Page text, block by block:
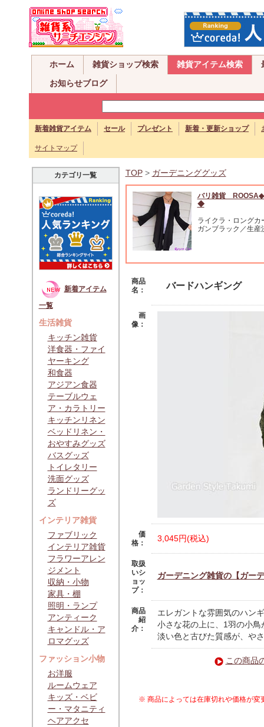
ホーム 雑貨ショップ検索 雑貨アイテム検索
お知らせブログ
新着雑貨アイテム セール プレゼント 新着・更新ショップ
サイトマップ
カテゴリ一覧
新着アイテム
一覧
生活雑貨
キッチン雑貨
洋食器・ファイ
ヤーキング
和食器
アジアン食器
テーブルウェ
ア・カラトリー
キッチンリネン
ベッドリネン・
おやすみグッズ
バスグッズ
トイレタリー
洗面グッズ
ランドリーグッ
ズ
インテリア雑貨
ファブリック
インテリア雑貨
フラワーアレン
ジメント
収納・小物
家具・棚
照明・ランプ
アンティーク
キャンドル・ア
ロマグッズ
ファッション小物
お洋服
ルームウェア
キッズ・ベビ
ー・マタニティ
ヘアアクセ
TOP> ガーデニンググッズ
バリ雑貨 ROOSA◆
◆
ライクラ・ロングカ
ガンブラック／生産
商品
名：
バードハンギング
画
像：
価
格：
3,045円(税込)
取扱
いシ
ョッ
プ：
ガーデニング雑貨の【ガー
商品
紹
介：
エレガントな雰囲気のハン
小さな花の上に、1羽の小
淡い色と古びた質感が、や
この商品
※ 商品によっては在庫切れや価格が変